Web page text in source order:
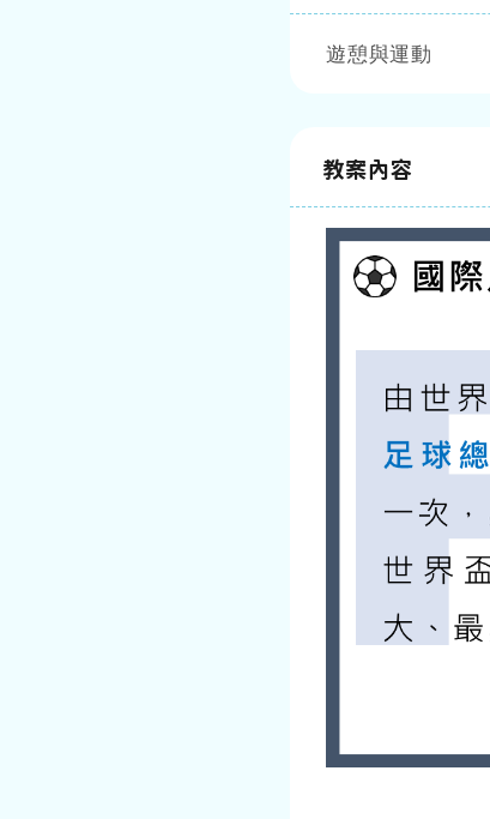
遊憩與運動
教案內容